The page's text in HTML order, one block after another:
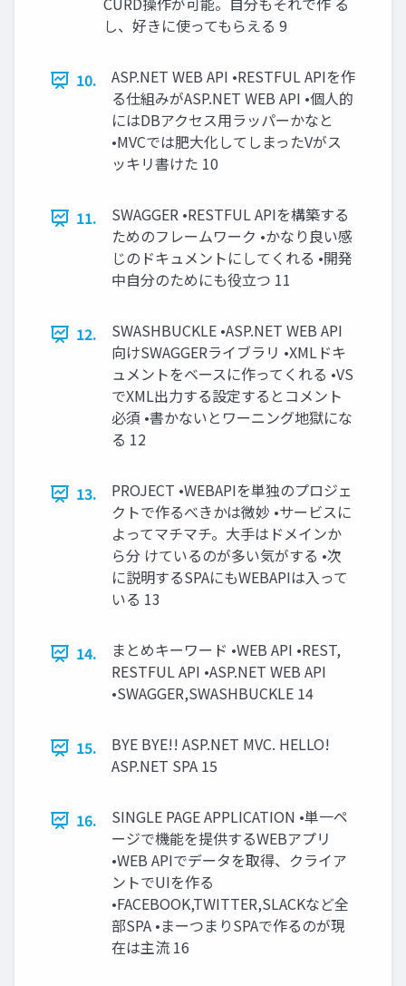
し、好きに使ってもらえる 9
10.
ASP.NET WEB API •RESTFUL APIを作
る仕組みがASP.NET WEB API •個人的
にはDBアクセス用ラッパーかなと
•MVCでは肥大化してしまったVがス
ッキリ書けた 10
11.
SWAGGER •RESTFUL APIを構築する
ためのフレームワーク •かなり良い感
じのドキュメントにしてくれる •開発
中自分のためにも役立つ 11
12.
SWASHBUCKLE •ASP.NET WEB API
向けSWAGGERライブラリ •XMLドキ
ュメントをベースに作ってくれる •VS
でXML出力する設定するとコメント
必須 •書かないとワーニング地獄にな
る 12
13.
PROJECT •WEBAPIを単独のプロジェ
クトで作るべきかは微妙 •サービスに
よってマチマチ。大手はドメインか
ら分 けているのが多い気がする •次
に説明するSPAにもWEBAPIは入って
いる 13
14.
まとめキーワード •WEB API •REST,
RESTFUL API •ASP.NET WEB API
•SWAGGER,SWASHBUCKLE 14
15.
BYE BYE!! ASP.NET MVC. HELLO!
ASP.NET SPA 15
16.
SINGLE PAGE APPLICATION •単一ペ
ージで機能を提供するWEBアプリ
•WEB APIでデータを取得、クライア
ントでUIを作る
•FACEBOOK,TWITTER,SLACKなど全
部SPA •まーつまりSPAで作るのが現
在は主流 16